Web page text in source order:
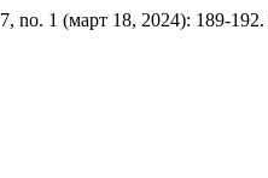
7, no. 1 (март 18, 2024): 189-